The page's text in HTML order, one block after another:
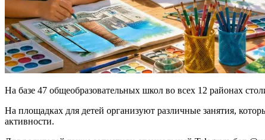
На базе 47 общеобразовательных школ во всех 12 районах
На площадках для детей организуют различные занятия,
активности.